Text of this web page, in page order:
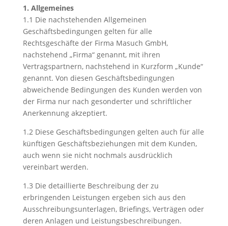
1. Allgemeines
1.1 Die nachstehenden Allgemeinen
Geschäftsbedingungen gelten für alle
Rechtsgeschäfte der Firma Masuch GmbH,
nachstehend „Firma“ genannt, mit ihren
Vertragspartnern, nachstehend in Kurzform „Kunde“
genannt. Von diesen Geschäftsbedingungen
abweichende Bedingungen des Kunden werden von
der Firma nur nach gesonderter und schriftlicher
Anerkennung akzeptiert.
1.2 Diese Geschäftsbedingungen gelten auch für alle
künftigen Geschäftsbeziehungen mit dem Kunden,
auch wenn sie nicht nochmals ausdrücklich
vereinbart werden.
1.3 Die detaillierte Beschreibung der zu
erbringenden Leistungen ergeben sich aus den
Ausschreibungsunterlagen, Briefings, Verträgen oder
deren Anlagen und Leistungsbeschreibungen.